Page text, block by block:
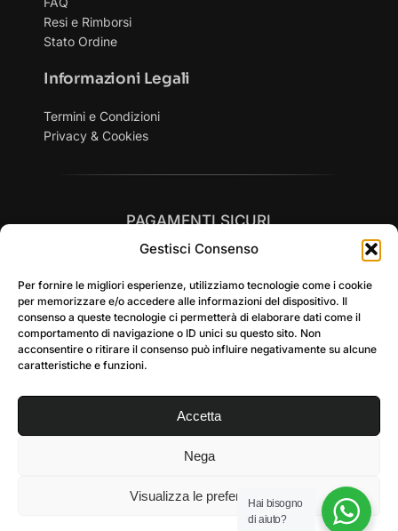
Gestisci Consenso
Per fornire le migliori esperienze, utilizziamo tecnologie come i cookie
per memorizzare e/o accedere alle informazioni del dispositivo. Il
consenso a queste tecnologie ci permetterà di elaborare dati come il
comportamento di navigazione o ID unici su questo sito. Non
acconsentire o ritirare il consenso può influire negativamente su alcune
caratteristiche e funzioni.
Accetta
Nega
Visualizza le preferenze
Resi e Rimborsi
Stato Ordine
Informazioni Legali
Termini e Condizioni
Privacy & Cookies
PAGAMENTI SICURI
SPEDIZIONI RAPIDE in tutta Italia
© 2026 SCOUT SNC DI LARGHI SERGIO E C. – P.IVA
10161180152 – Tutti i diritti riservati
Hai bisogno
di aiuto?